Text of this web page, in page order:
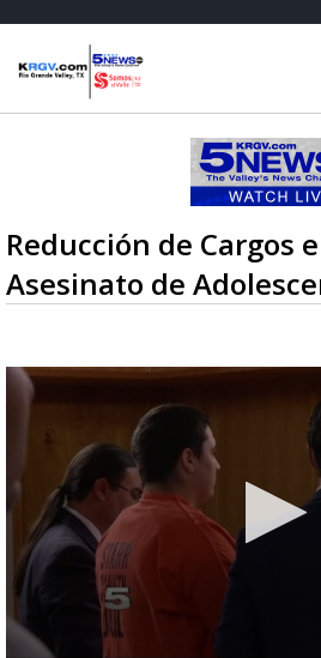
Reducción de Cargos
Asesinato de